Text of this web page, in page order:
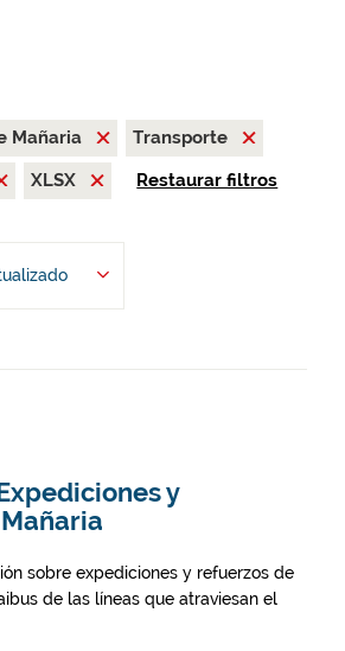
Mañaria
Transporte
XLSX Restaurar filtros
y
sobre expediciones y refuerzos de
de las líneas que atraviesan el